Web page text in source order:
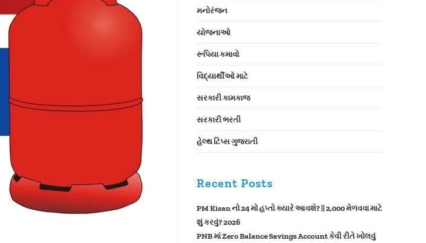
મનોરંજન
યોજનાઓ
રૂપિયા કમાવો
વિદ્યાર્થીઓ માટે
સરકારી કામકાજ
સરકારી ભરતી
હેલ્થ ટિપ્સ ગુજરાતી
Recent Posts
PM Kisan નો 24 મો હપ્તો ક્યારે આવશે? || 2,000 મેળવવા માટે
શું કરવું? 2026
PNB માં Zero Balance Savings Account કેવી રીતે ખોલવું